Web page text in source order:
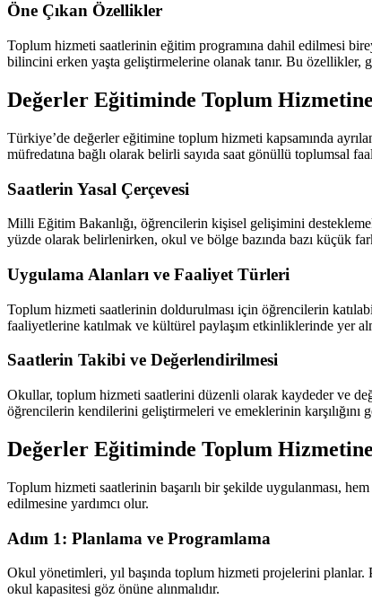
Öne Çıkan Özellikler
Toplum hizmeti saatlerinin eğitim programına dahil edilmesi
bilincini erken yaşta geliştirmelerine olanak tanır. Bu özellikler,
Değerler Eğitiminde Toplum
Türkiye’de değerler eğitimine toplum hizmeti kapsamında
müfredatına bağlı olarak belirli sayıda saat gönüllü toplumsal
Saatlerin Yasal Çerçevesi
Milli Eğitim Bakanlığı, öğrencilerin kişisel gelişimini
yüzde olarak belirlenirken, okul ve bölge bazında bazı küçük
Uygulama Alanları ve Faaliyet Türleri
Toplum hizmeti saatlerinin doldurulması için öğrencilerin
faaliyetlerine katılmak ve kültürel paylaşım etkinliklerinde yer
Saatlerin Takibi ve Değerlendirilmesi
Okullar, toplum hizmeti saatlerini düzenli olarak kaydeder ve
öğrencilerin kendilerini geliştirmeleri ve emeklerinin karşılığını
Değerler Eğitiminde Toplum Hizmetine
Toplum hizmeti saatlerinin başarılı bir şekilde uygulanması,
edilmesine yardımcı olur.
Adım 1: Planlama ve Programlama
Okul yönetimleri, yıl başında toplum hizmeti projelerini
okul kapasitesi göz önüne alınmalıdır.